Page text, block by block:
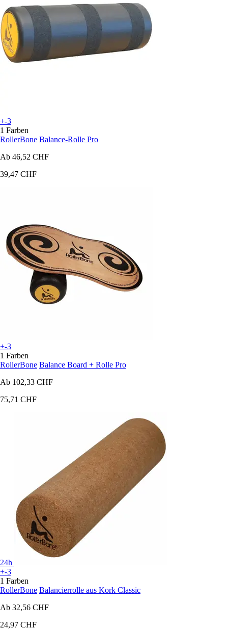
+-3
1 Farben
RollerBone Balance-Rolle Pro
Ab 46,52 CHF
39,47 CHF
+-3
1 Farben
RollerBone Balance Board + Rolle Pro
Ab 102,33 CHF
75,71 CHF
24h
+-3
1 Farben
RollerBone Balancierrolle aus Kork Classic
Ab 32,56 CHF
24,97 CHF